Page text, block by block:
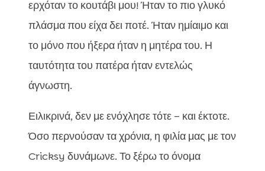
ερχόταν το κουτάβι μου! Ήταν το πιο γλυκό
πλάσμα που είχα δει ποτέ. Ήταν ημίαιμο και
το μόνο που ήξερα ήταν η μητέρα του. Η
ταυτότητα του πατέρα ήταν εντελώς
άγνωστη.
Ειλικρινά, δεν με ενόχλησε τότε – και έκτοτε.
Όσο περνούσαν τα χρόνια, η φιλία μας με τον
Cricksy δυνάμωνε. Το ξέρω το όνομα